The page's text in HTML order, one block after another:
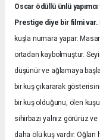
Oscar ödüllü ünlü
Prestige diye bir filmi var.
kuşla numara yapar:
ortadan kaybolmuştur.
düşünür ve ağlamaya
bir kuş çıkararak
bir kuş olduğunu, ölen
sihirbazı yalnız görürüz
daha ölü kuş vardır. Oğlan